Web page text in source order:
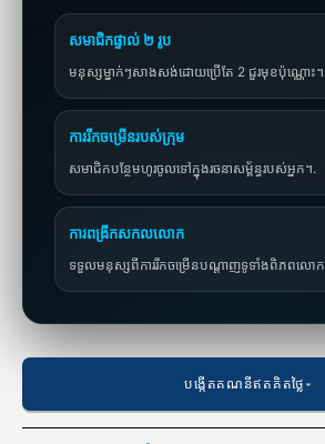
សមាជិកផ្ទាល់ ២ រូប
មនុស្សម្នាក់ៗសាងសង់ដោយប្រើតែ 2 ជួរមុខប៉ុណ្ណោះ។.
ការរីកចម្រើនរបស់ក្រុម
សមាជិកបន្ថែមហូរចូលទៅក្នុងរចនាសម្ព័ន្ធរបស់អ្នក។.
ការពង្រីកសកលលោក
ទទួលមនុស្សពីការរីកចម្រើនបណ្តាញទូទាំងពិភពលោ
បង្កើតគណនីឥតគិតថ្លៃ